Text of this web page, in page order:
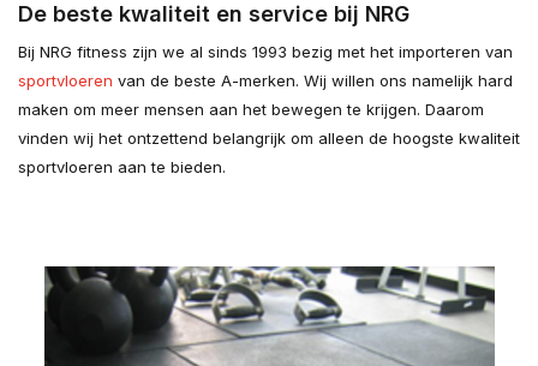
De beste kwaliteit en service bij NRG
Bij NRG fitness zijn we al sinds 1993 bezig met het importeren van
sportvloeren van de beste A-merken. Wij willen ons namelijk hard
maken om meer mensen aan het bewegen te krijgen. Daarom
vinden wij het ontzettend belangrijk om alleen de hoogste kwaliteit
sportvloeren aan te bieden.